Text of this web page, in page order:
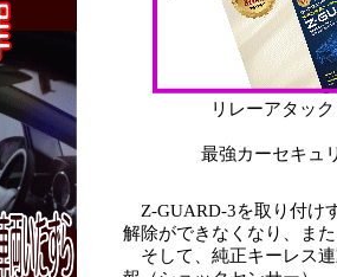
リレーアタッ
最強カーセキュ
Z-GUARD-3を取り付け
解除ができなくなり、ま
そして、純正キーレス